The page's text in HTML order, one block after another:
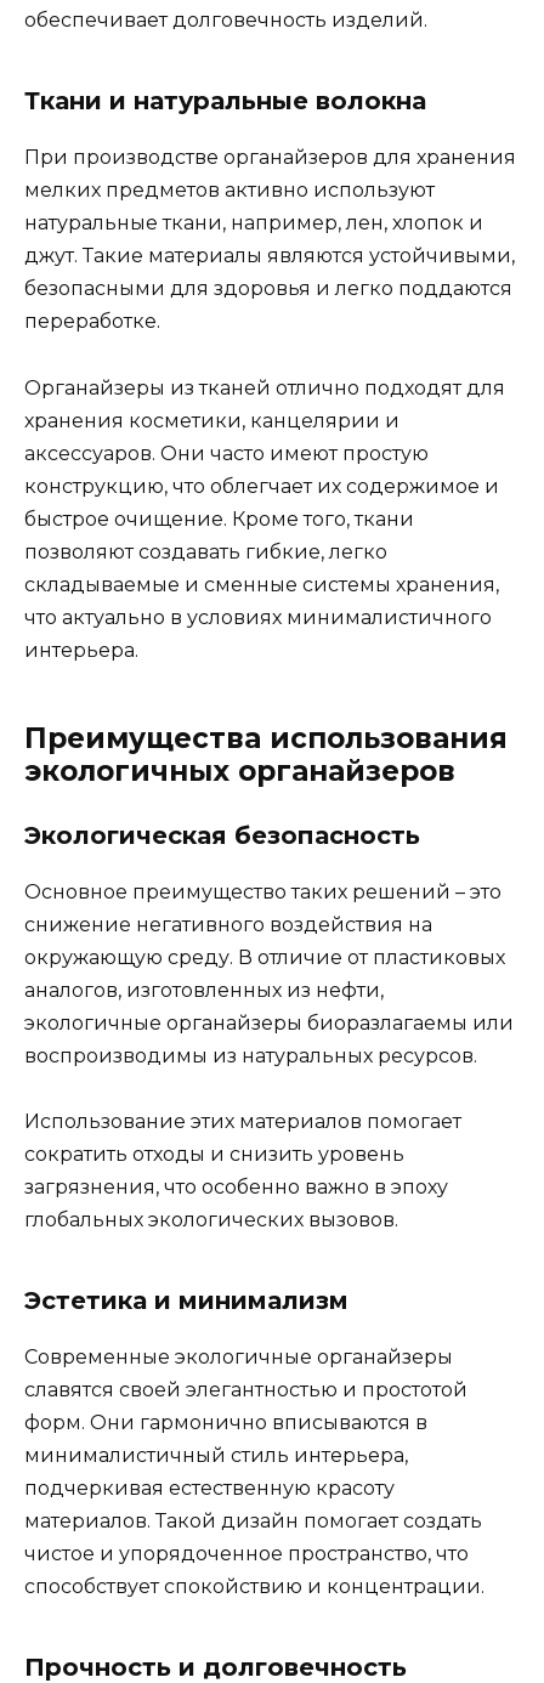
обеспечивает долговечность изделий.
Ткани и натуральные волокна
При производстве органайзеров для хранения
мелких предметов активно используют
натуральные ткани, например, лен, хлопок и
джут. Такие материалы являются устойчивыми,
безопасными для здоровья и легко поддаются
переработке.
Органайзеры из тканей отлично подходят для
хранения косметики, канцелярии и
аксессуаров. Они часто имеют простую
конструкцию, что облегчает их содержимое и
быстрое очищение. Кроме того, ткани
позволяют создавать гибкие, легко
складываемые и сменные системы хранения,
что актуально в условиях минималистичного
интерьера.
Преимущества использования
экологичных органайзеров
Экологическая безопасность
Основное преимущество таких решений – это
снижение негативного воздействия на
окружающую среду. В отличие от пластиковых
аналогов, изготовленных из нефти,
экологичные органайзеры биоразлагаемы или
воспроизводимы из натуральных ресурсов.
Использование этих материалов помогает
сократить отходы и снизить уровень
загрязнения, что особенно важно в эпоху
глобальных экологических вызовов.
Эстетика и минимализм
Современные экологичные органайзеры
славятся своей элегантностью и простотой
форм. Они гармонично вписываются в
минималистичный стиль интерьера,
подчеркивая естественную красоту
материалов. Такой дизайн помогает создать
чистое и упорядоченное пространство, что
способствует спокойствию и концентрации.
Прочность и долговечность